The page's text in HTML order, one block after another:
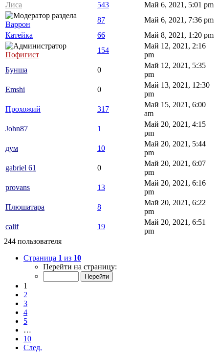
Лиса
543 Май 6, 2021, 5:01 pm
Варрон
87
Май 6, 2021, 7:36 pm
Катейка
66 Май 8, 2021, 1:20 pm
Пофигист
154
Май 12, 2021, 2:16
pm
Бунша
0
Май 12, 2021, 5:35
pm
Emshi
0
Май 13, 2021, 12:30
pm
Прохожий
317
Май 15, 2021, 6:00
am
John87
1
Май 20, 2021, 4:15
pm
дум
10
Май 20, 2021, 5:44
pm
gabriel 61
0
Май 20, 2021, 6:07
pm
provans
13
Май 20, 2021, 6:16
pm
Плюшатара
8
Май 20, 2021, 6:22
pm
calif
19
Май 20, 2021, 6:51
pm
244 пользователя
Страница 1 из 10
Перейти на страницу:
1
2
3
4
5
…
10
След.